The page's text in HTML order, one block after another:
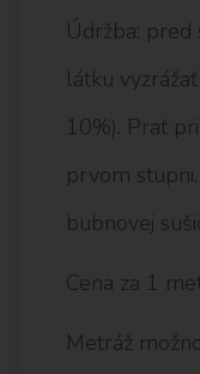
Údržba: pred
látku
10%). Prať
prvom
bubnovej
Cena za 1
Metráž